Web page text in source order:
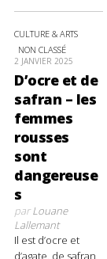
CULTURE & ARTS
NON CLASSÉ
2 JANVIER 2025
D’ocre et de
safran – les
femmes
rousses
sont
dangereuse
s
parLouane
Lallemant
Il est d’ocre et
d’agate, de safran